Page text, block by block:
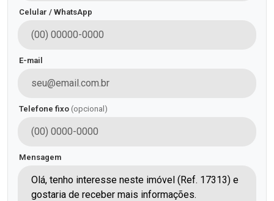
Celular / WhatsApp
E-mail
Telefone fixo (opcional)
Mensagem